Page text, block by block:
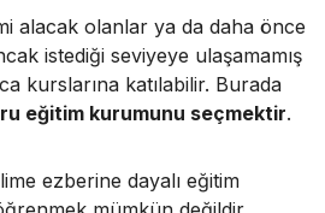
alacak olanlar ya da daha önce
istediği seviyeye ulaşamamış
kurslarına katılabilir. Burada
eğitim kurumunu seçmektir.
ezberine dayalı eğitim